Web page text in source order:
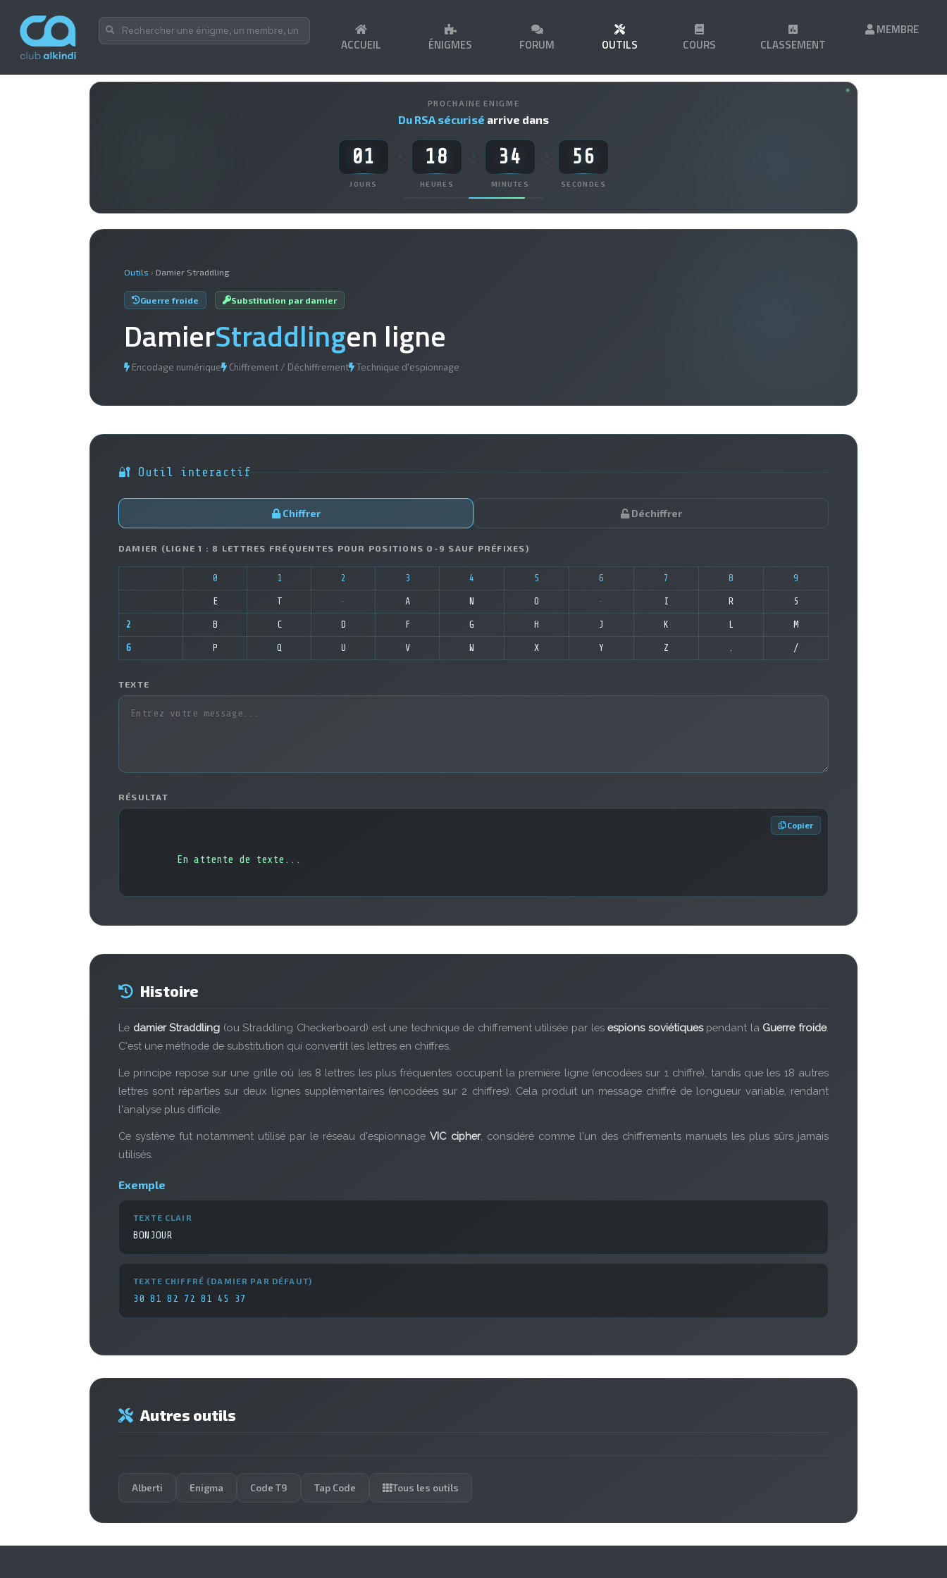
ACCUEIL ÉNIGMES FORUM OUTILS COURS CLASSEMENT
MEMBRE
PROCHAINE ENIGME
Du RSA sécurisé arrive dans
01
JOURS
: 18
HEURES
: 34
MINUTES
: 55
SECONDES
Outils › Damier Straddling
Guerre froide Substitution par damier
DamierStraddlingen ligne
Encodage numérique Chiffrement / Déchiffrement Technique d'espionnage
🔐 Outil interactif
Chiffrer Déchiffrer
DAMIER (LIGNE 1 : 8 LETTRES FRÉQUENTES POUR POSITIONS 0-9 SAUF PRÉFIXES)
0 1 2 3 4 5 6 7 8 9
E T - A N O - I R S
2 B C D F G H J K L M
6 P Q U V W X Y Z . /
TEXTE
RÉSULTAT
Copier
En attente de texte...
Histoire
Le damier Straddling (ou Straddling Checkerboard) est une technique de chiffrement utilisée par lesespions soviétiquespendant la Guerre froide.
C'est une méthode de substitution qui convertit les lettres en chiffres.
Le principe repose sur une grille où les 8 lettres les plus fréquentes occupent la première ligne (encodées sur 1 chiffre), tandis que les 18 autres
lettres sont réparties sur deux lignes supplémentaires (encodées sur 2 chiffres). Cela produit un message chiffré de longueur variable, rendant
l'analyse plus difficile.
Ce système fut notamment utilisé par le réseau d'espionnageVIC cipher, considéré comme l'un des chiffrements manuels les plus sûrs jamais
utilisés.
Exemple
TEXTE CLAIR
BONJOUR
TEXTE CHIFFRÉ (DAMIER PAR DÉFAUT)
30 81 82 72 81 45 37
Autres outils
Alberti Enigma Code T9 Tap Code Tous les outils